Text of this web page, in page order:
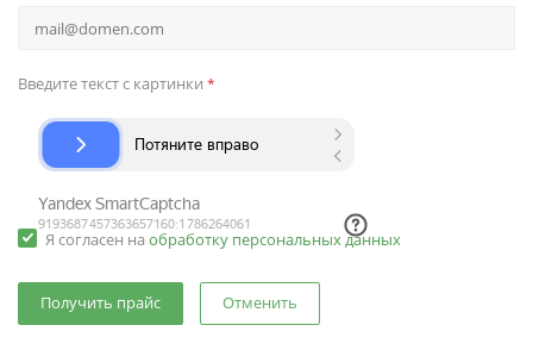
Введите текст с картинки *
Я согласен на обработку персональных данных
Отменить